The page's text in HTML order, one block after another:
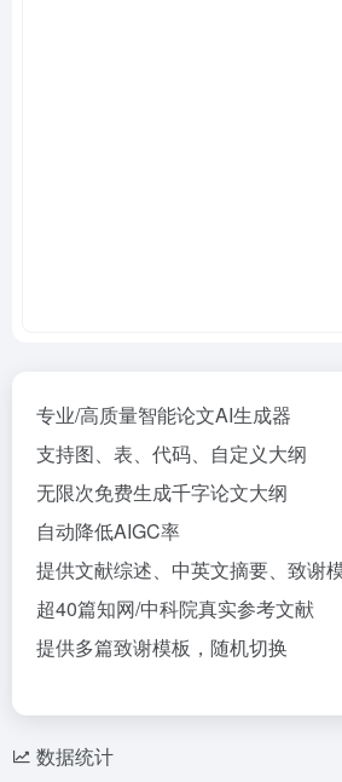
专业/高质量智能论文AI生成器
支持图、表、代码、自定义大纲
无限次免费生成千字论文大纲
自动降低AIGC率
提供文献综述、中英文摘要、致谢
超40篇知网/中科院真实参考文献
提供多篇致谢模板，随机切换
数据统计